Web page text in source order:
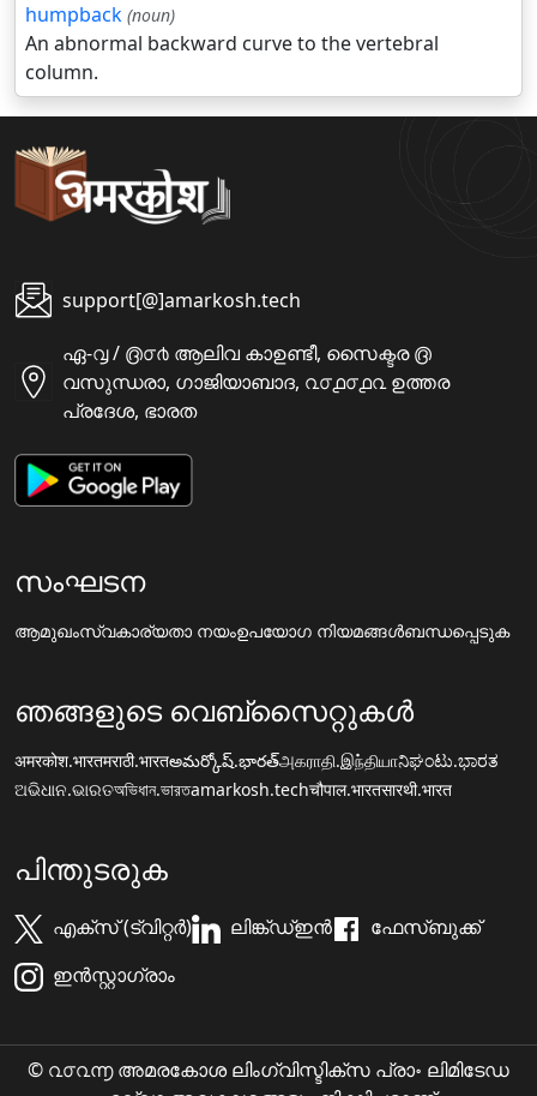
humpback (noun)
An abnormal backward curve to the vertebral
column.
support[@]amarkosh.tech
ഏ-൮ / ൫൦൪ ആലിവ കാഉണ്ടീ, സൈക്ടര ൫
വസുന്ധരാ, ഗാജിയാബാദ, ൨൦൧൦൧൨ ഉത്തര
പ്രദേശ, ഭാരത
സംഘടന
ആമുഖംസ്വകാര്യതാ നയംഉപയോഗ നിയമങ്ങൾബന്ധപ്പെടുക
ഞങ്ങളുടെ വെബ്സൈറ്റുകൾ
अमरकोश.भारतमराठी.भारतఅమర్కోష్.భారత్அகராதி.இந்தியாನಿಘಂಟು.ಭಾರತ
ଅଭିଧାନ.ଭାରତঅভিধান.ভারতamarkosh.techचौपाल.भारतसारथी.भारत
പിന്തുടരുക
എക്സ് (ട്വിറ്റർ) ലിങ്ക്ഡ്ഇൻ
ഫേസ്ബുക്ക്
ഇൻസ്റ്റാഗ്രാം
© ൨൦൨൬ അമരകോശ ലിംഗ്വിസ്ടിക്സ പ്രാ॰ ലിമിടേഡ